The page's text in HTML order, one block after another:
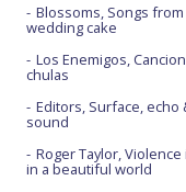
Blossoms, Songs
wedding cake
Los Enemigos,
chulas
Editors, Surface, echo
sound
Roger Taylor,
in a beautiful world